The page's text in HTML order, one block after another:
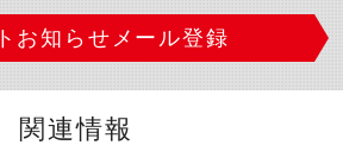
お知らせメール登録
関連情報